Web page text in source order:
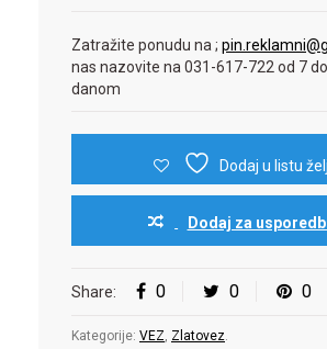
Zatražite ponudu na ;
nas nazovite na 031-617-722 od 7
danom
Dodaj u listu
Dodaj za
Share: 0 0 0
Kategorije: VEZ, Zlatovez.